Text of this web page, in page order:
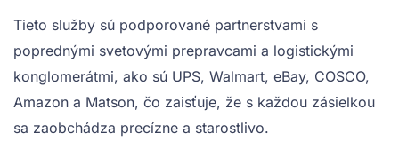
Tieto služby sú podporované partnerstvami s
poprednými svetovými prepravcami a logistickými
konglomerátmi, ako sú UPS, Walmart, eBay, COSCO,
Amazon a Matson, čo zaisťuje, že s každou zásielkou
sa zaobchádza precízne a starostlivo.